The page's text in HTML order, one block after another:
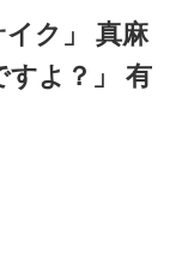
ク」 真麻
すよ？」 有